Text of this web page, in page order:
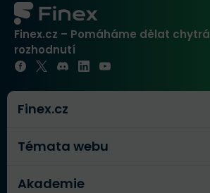
Finex.cz – Pomáháme dělat
rozhodnutí
Finex.cz
Témata webu
Akademie